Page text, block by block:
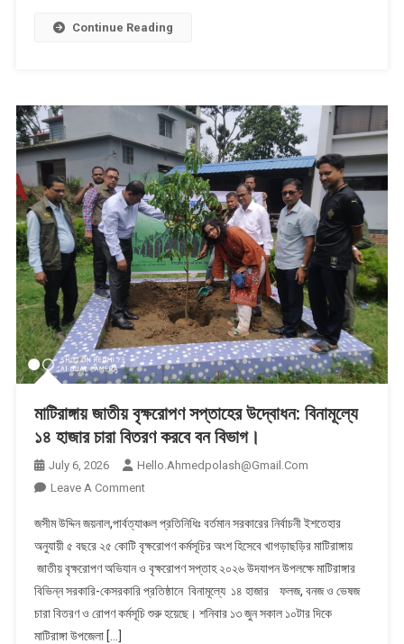
Continue Reading
মাটিরাঙ্গায় জাতীয় বৃক্ষরোপণ সপ্তাহের উদ্বোধন: বিনামূল্যে
১৪ হাজার চারা বিতরণ করবে বন বিভাগ।
July 6, 2026
Hello.ahmedpolash@gmail.com
Leave A CommentOn
জাতীয়
বৃক্ষরোপণ
সপ্তাহের
উদ্বোধন:
বিনামূল্যে
​জসীম উদ্দিন জয়নাল,পার্বত্যাঞ্চল প্রতিনিধিঃ বর্তমান সরকারের নির্বাচনী ইশতেহার
অনুযায়ী ৫ বছরে ২৫ কোটি বৃক্ষরোপণ কর্মসূচির অংশ হিসেবে খাগড়াছড়ির মাটিরাঙ্গায়
জাতীয় বৃক্ষরোপণ অভিযান ও বৃক্ষরোপণ সপ্তাহ ২০২৬ উদযাপন উপলক্ষে মাটিরাঙ্গার
বিভিন্ন সরকারি-কেসরকারি প্রতিষ্ঠানে বিনামূল্যে ১৪ হাজার ফলজ, বনজ ও ভেষজ
চারা বিতরণ ও রোপণ কর্মসূচি শুরু হয়েছে। ​শনিবার ১৩ জুন সকাল ১০টার দিকে
মাটিরাঙ্গা উপজেলা […]